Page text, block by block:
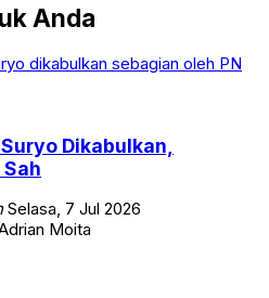
Anda
Dikabulkan,
Selasa, 7 Jul 2026
Moita